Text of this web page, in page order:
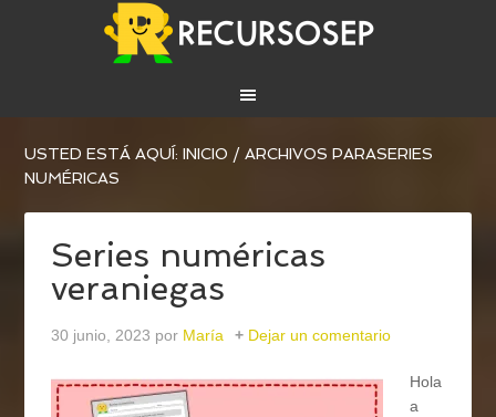
USTED ESTÁ AQUÍ:INICIO / ARCHIVOS PARASERIES
NUMÉRICAS
Series numéricas
veraniegas
30 junio, 2023 por María Dejar un comentario
Hola
a